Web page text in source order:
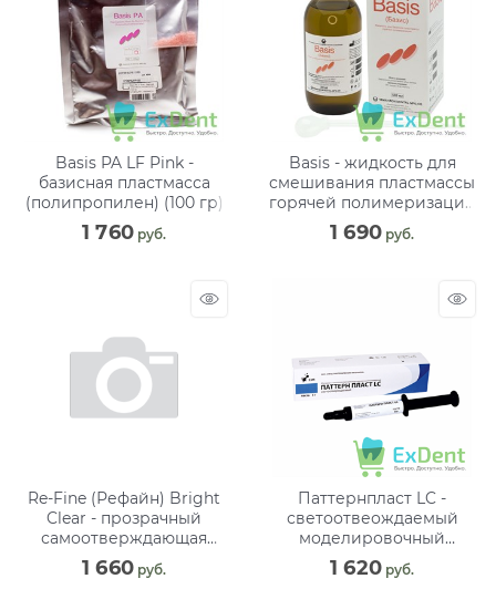
Basis PA LF Pink -
базисная пластмасса
(полипропилен) (100 гр)
1 760 руб.
Basis - жидкость для
смешивания пластмассы
горячей полимеризации
(500 мл)
1 690 руб.
Re-Fine (Рефайн) Bright
Clear - прозрачный
самоотверждающая
пластмасса (50 г)
1 660 руб.
Паттернпласт LC -
светоотвеождаемый
моделировочный
полимерный материал (5
г)
1 620 руб.